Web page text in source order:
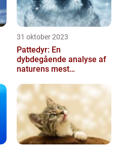
31 oktober 2023
Pattedyr: En
dybdegående analyse af
naturens mest